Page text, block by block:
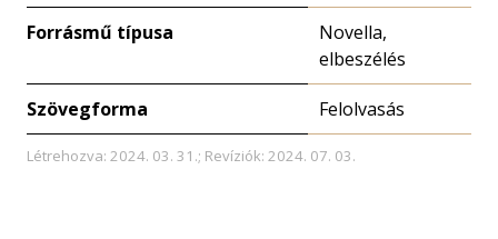
Forrásmű típusa
Novella,
elbeszélés
Szövegforma Felolvasás
Létrehozva: 2024. 03. 31.; Revíziók: 2024. 07. 03.